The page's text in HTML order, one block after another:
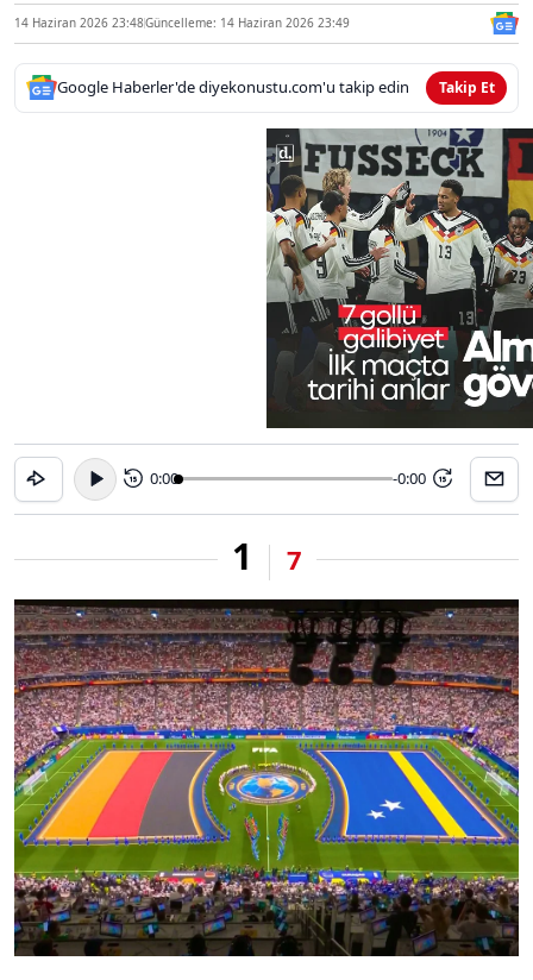
14 Haziran 2026 23:48Güncelleme: 14 Haziran 2026 23:49
Google Haberler'de diyekonustu.com'u takip edin Takip Et
15 0:00 -0:00 15
1 7